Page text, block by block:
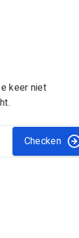
keer niet
Checken